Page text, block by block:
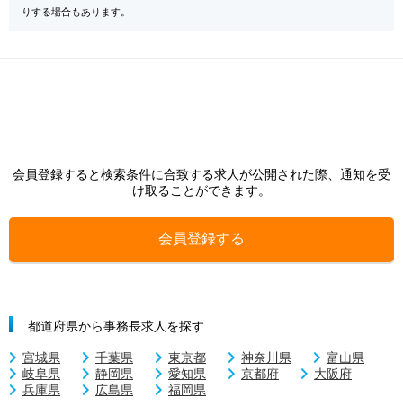
りする場合もあります。
会員登録すると検索条件に合致する求人が公開された際、通知を受
け取ることができます。
会員登録する
都道府県から事務長求人を探す
宮城県 千葉県 東京都 神奈川県
富山県
岐阜県
静岡県 愛知県 京都府
大阪府
兵庫県
広島県 福岡県